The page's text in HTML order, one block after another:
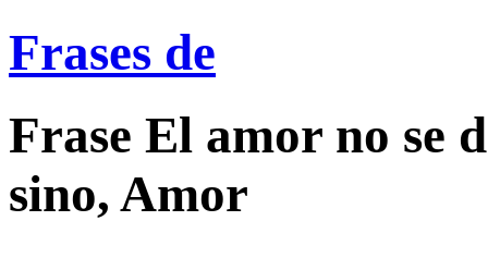
Frases de
Frase El amor no se
sino, Amor